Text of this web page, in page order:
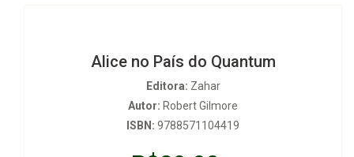
Alice no País do Quantum
Editora: Zahar
Autor: Robert Gilmore
ISBN: 9788571104419